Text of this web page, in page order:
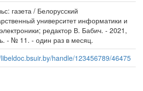
газета / Белорусский
университет информатики и
редактор В. Бабич. - 2021,
- № 11. - один раз в месяц.
handle/123456789/46475